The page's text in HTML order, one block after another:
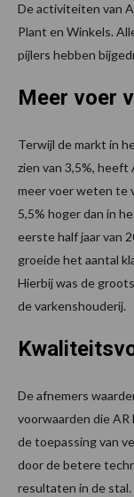
De activiteiten van
Plant en Winkels.
pijlers hebben
Meer voer
Terwijl de markt in
zien van 3,5%, heeft
meer voer weten te
5,5% hoger dan in
eerste half jaar van
groeide het aantal
Hierbij was de
de varkenshouderij.
De afnemers
voorwaarden die
de toepassing van
door de betere
resultaten in de